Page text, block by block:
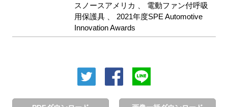
スノースアメリカ
電動ファン付呼吸
用保護具
2021年度SPE Automotive
Innovation Awards